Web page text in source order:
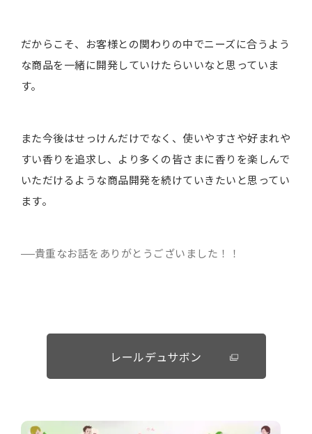
だからこそ、お客様との関わりの中でニーズに合うよう
な商品を一緒に開発していけたらいいなと思っていま
す。
また今後はせっけんだけでなく、使いやすさや好まれや
すい香りを追求し、より多くの皆さまに香りを楽しんで
いただけるような商品開発を続けていきたいと思ってい
ます。
貴重なお話をありがとうございました！！
レールデュサボン